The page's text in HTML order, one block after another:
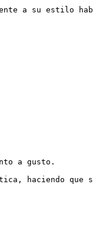
a su estilo
a gusto.
haciendo que